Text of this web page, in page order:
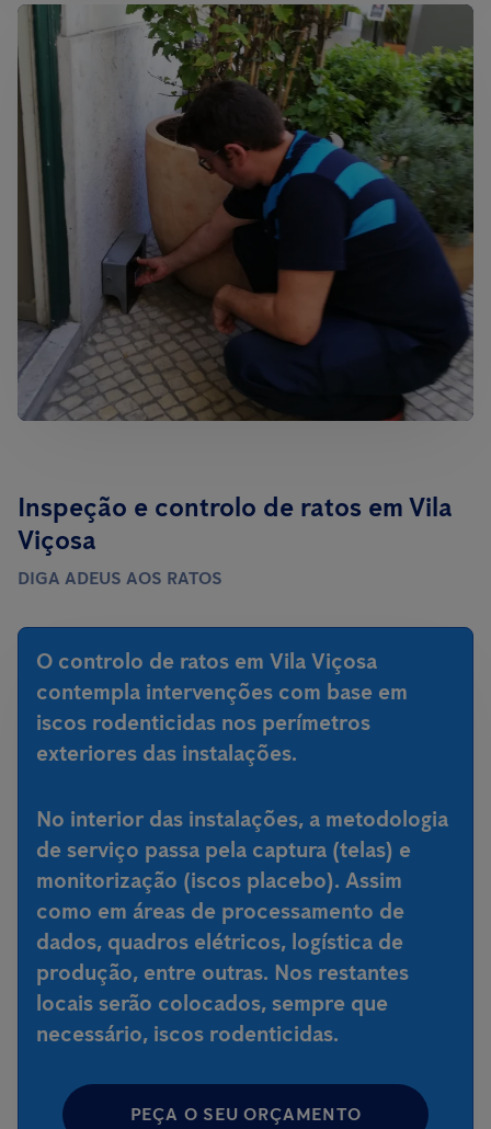
Inspeção e controlo de ratos em Vila
Viçosa
DIGA ADEUS AOS RATOS
O controlo de ratos em Vila Viçosa
contempla intervenções com base em
iscos rodenticidas nos perímetros
exteriores das instalações.
No interior das instalações, a metodologia
de serviço passa pela captura (telas) e
monitorização (iscos placebo). Assim
como em áreas de processamento de
dados, quadros elétricos, logística de
produção, entre outras. Nos restantes
locais serão colocados, sempre que
necessário, iscos rodenticidas.
PEÇA O SEU ORÇAMENTO